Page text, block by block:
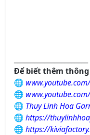
Để biết thêm
🌐
🌐
🌐 Thuy Linh Hoa
🌐 https://
🌐 https://